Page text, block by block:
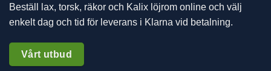
Beställ lax, torsk, räkor och Kalix löjrom online och välj
enkelt dag och tid för leverans i Klarna vid betalning.
Vårt utbud